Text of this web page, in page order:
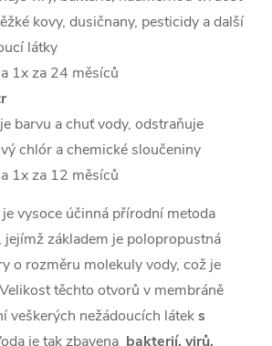
kovy, dusičnany, pesticidy a další
látky
1x za 24 měsíců
barvu a chuť vody, odstraňuje
chlór a chemické sloučeniny
1x za 12 měsíců
je vysoce účinná přírodní metoda
základem je polopropustná
o rozměru molekuly vody, což je
těchto otvorů v membráně
veškerých nežádoucích láteks
je tak zbavena bakterií, virů,